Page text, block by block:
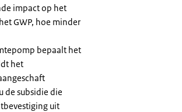
impact op het
GWP, hoe minder
bepaalt het
het
de subsidie die
uit